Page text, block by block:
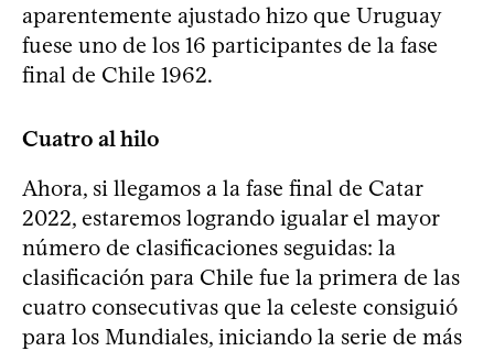
aparentemente ajustado hizo que Uruguay
fuese uno de los 16 participantes de la fase
final de Chile 1962.
Cuatro al hilo
Ahora, si llegamos a la fase final de Catar
2022, estaremos logrando igualar el mayor
número de clasificaciones seguidas: la
clasificación para Chile fue la primera de las
cuatro consecutivas que la celeste consiguió
para los Mundiales, iniciando la serie de más